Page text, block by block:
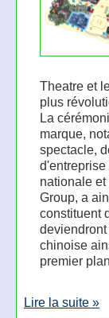
Theatre et
plus
La
marque,
spectacle,
nationale
Group, a
constituent
chinoise
premier
Lire la suite »